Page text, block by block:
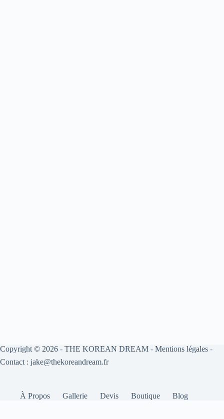
Copyright © 2026 - THE KOREAN DREAM - Mentions légales -
Contact : jake@thekoreandream.fr
À Propos Gallerie Devis Boutique Blog